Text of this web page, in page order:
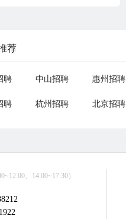
荐
聘 中山招聘 惠州招聘
聘 杭州招聘 北京招聘
、14:00~17:30）